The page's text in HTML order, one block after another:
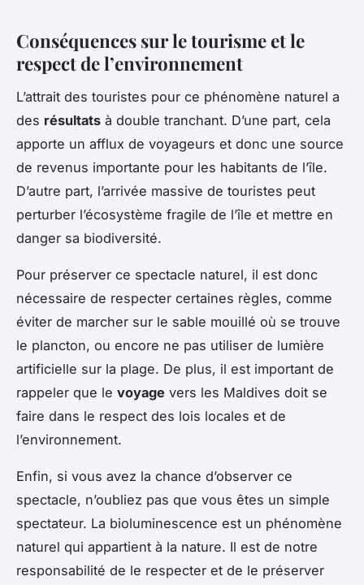
Conséquences sur le tourisme et le
respect de l’environnement
L’attrait des touristes pour ce phénomène naturel a
des résultats à double tranchant. D’une part, cela
apporte un afflux de voyageurs et donc une source
de revenus importante pour les habitants de l’île.
D’autre part, l’arrivée massive de touristes peut
perturber l’écosystème fragile de l’île et mettre en
danger sa biodiversité.
Pour préserver ce spectacle naturel, il est donc
nécessaire de respecter certaines règles, comme
éviter de marcher sur le sable mouillé où se trouve
le plancton, ou encore ne pas utiliser de lumière
artificielle sur la plage. De plus, il est important de
rappeler que le voyage vers les Maldives doit se
faire dans le respect des lois locales et de
l’environnement.
Enfin, si vous avez la chance d’observer ce
spectacle, n’oubliez pas que vous êtes un simple
spectateur. La bioluminescence est un phénomène
naturel qui appartient à la nature. Il est de notre
responsabilité de le respecter et de le préserver